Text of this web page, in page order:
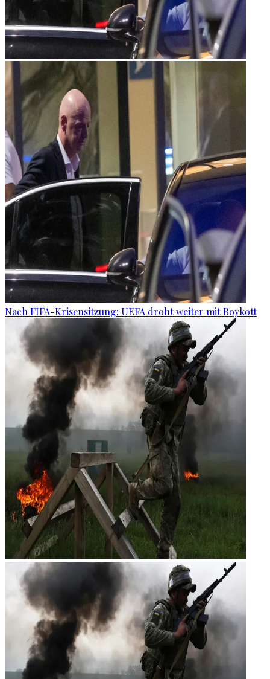
Nach FIFA-Krisensitzung: UEFA droht weiter mit Boykott